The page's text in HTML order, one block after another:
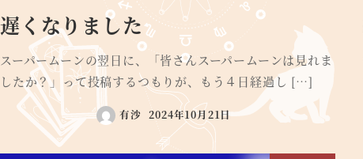
遅くなりました
スーパームーンの翌日に、「皆さんスーパームーンは見れま
したか？」って投稿するつもりが、もう４日経過し […]
有沙 2024年10月21日